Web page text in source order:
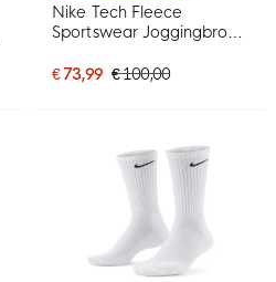
Nike Tech Fleece
Sportswear Joggingbroek
€ 73,99 € 100,00